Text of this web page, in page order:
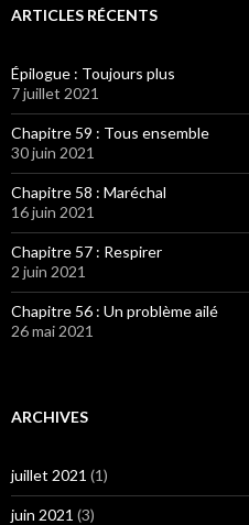
ARTICLES RÉCENTS
Épilogue : Toujours plus
7 juillet 2021
Chapitre 59 : Tous ensemble
30 juin 2021
Chapitre 58 : Maréchal
16 juin 2021
Chapitre 57 : Respirer
2 juin 2021
Chapitre 56 : Un problème ailé
26 mai 2021
ARCHIVES
juillet 2021 (1)
juin 2021 (3)